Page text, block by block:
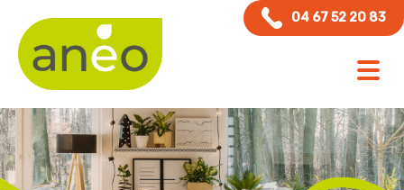
04 67 52 20 83